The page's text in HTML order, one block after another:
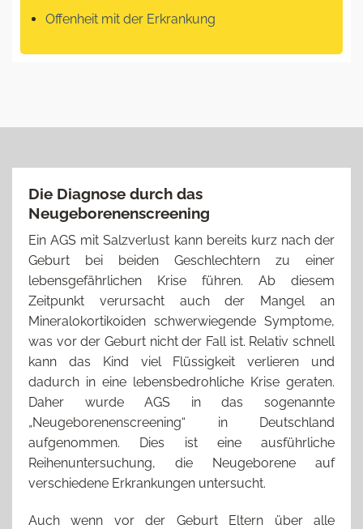
Offenheit mit der Erkrankung
Die Diagnose durch das
Neugeborenenscreening
Ein AGS mit Salzverlust kann bereits kurz nach der
Geburt bei beiden Geschlechtern zu einer
lebensgefährlichen Krise führen. Ab diesem
Zeitpunkt verursacht auch der Mangel an
Mineralokortikoiden schwerwiegende Symptome,
was vor der Geburt nicht der Fall ist. Relativ schnell
kann das Kind viel Flüssigkeit verlieren und
dadurch in eine lebensbedrohliche Krise geraten.
Daher wurde AGS in das sogenannte
„Neugeborenenscreening“ in Deutschland
aufgenommen. Dies ist eine ausführliche
Reihenuntersuchung, die Neugeborene auf
verschiedene Erkrankungen untersucht.
Auch wenn vor der Geburt Eltern über alle